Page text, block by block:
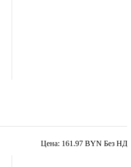
Цена: 161.97 BYN Без